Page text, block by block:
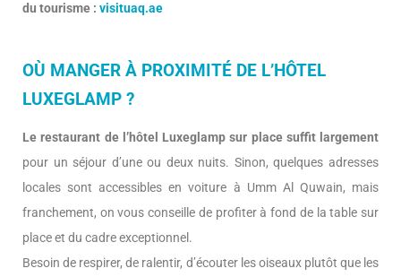
du tourisme : visituaq.ae
OÙ MANGER À PROXIMITÉ DE L’HÔTEL
LUXEGLAMP ?
Le restaurant de l’hôtel Luxeglamp sur place suffit largement
pour un séjour d’une ou deux nuits. Sinon, quelques adresses
locales sont accessibles en voiture à Umm Al Quwain, mais
franchement, on vous conseille de profiter à fond de la table sur
place et du cadre exceptionnel.
Besoin de respirer, de ralentir, d’écouter les oiseaux plutôt que les